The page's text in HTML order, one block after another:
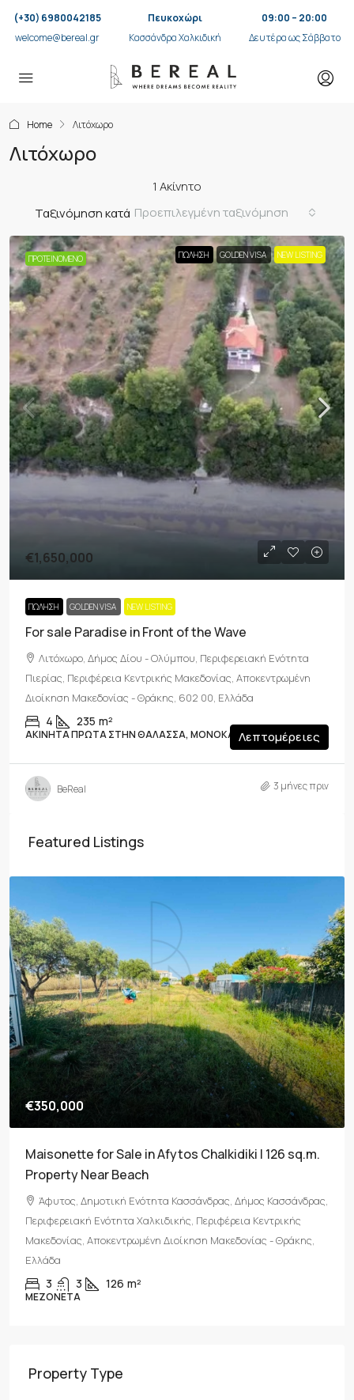
(+30) 6980042185
welcome@bereal.gr
Πευκοχώρι
Κασσάνδρα Χαλκιδική
09:00 – 20:00
Δευτέρα ως Σάββατο
Home Λιτόχωρο
Λιτόχωρο
1 Ακίνητο
Ταξινόμηση κατά Προεπιλεγμένη ταξινόμηση
ΠΡΟΤΕΙΝΌΜΕΝΟ ΠΏΛΗΣΗ GOLDEN VISA NEW LISTING
€1,650,000
ΠΏΛΗΣΗ GOLDEN VISA NEW LISTING
For sale Paradise in Front of the Wave
Λιτόχωρο, Δήμος Δίου - Ολύμπου, Περιφερειακή Ενότητα
Πιερίας, Περιφέρεια Κεντρικής Μακεδονίας, Αποκεντρωμένη
Διοίκηση Μακεδονίας - Θράκης, 602 00, Ελλάδα
4 235 m²
ΑΚΊΝΗΤΑ ΠΡΏΤΑ ΣΤΗΝ ΘΆΛΑΣΣΑ, ΜΟΝΟΚΑΤΟΙΚΊΑΛεπτομέρειες
BeReal 3 μήνες πριν
Featured Listings
€350,000
Maisonette for Sale in Afytos Chalkidiki | 126 sq.m.
Property Near Beach
Άφυτος, Δημοτική Ενότητα Κασσάνδρας, Δήμος Κασσάνδρας,
Περιφερειακή Ενότητα Χαλκιδικής, Περιφέρεια Κεντρικής
Μακεδονίας, Αποκεντρωμένη Διοίκηση Μακεδονίας - Θράκης,
Ελλάδα
3 3 126 m²
ΜΕΖΟΝΈΤΑ
Property Type